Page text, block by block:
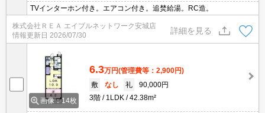
TVインターホン付き。エアコン付き。追焚給湯。RC造。
株式会社ＲＥＡ エイブルネットワーク安城店
情報更新日 2026/07/30
詳細を見る
画像：14枚
6.3万円(管理費等：2,900円)
敷
なし 礼
90,000円
3階
1LDK 42.38m²